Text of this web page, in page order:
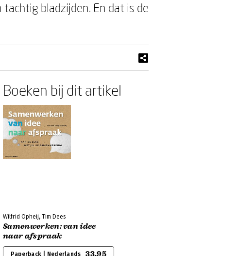
bladzijden. En dat is de
Boeken bij dit artikel
Wilfrid Opheij, Tim Dees
Samenwerken: van idee
naar afspraak
Paperback | Nederlands 33,95